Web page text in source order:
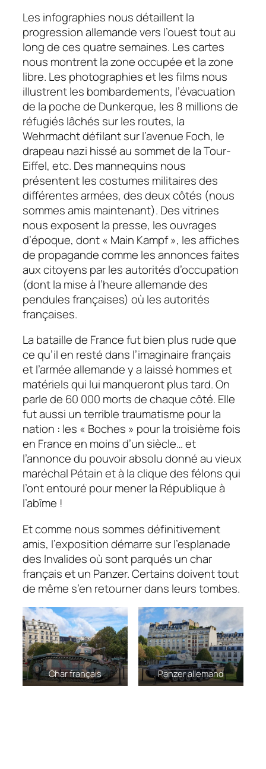
Les infographies nous détaillent la
progression allemande vers l’ouest tout au
long de ces quatre semaines. Les cartes
nous montrent la zone occupée et la zone
libre. Les photographies et les films nous
illustrent les bombardements, l’évacuation
de la poche de Dunkerque, les 8 millions de
réfugiés lâchés sur les routes, la
Wehrmacht défilant sur l’avenue Foch, le
drapeau nazi hissé au sommet de la Tour-
Eiffel, etc. Des mannequins nous
présentent les costumes militaires des
différentes armées, des deux côtés (nous
sommes amis maintenant). Des vitrines
nous exposent la presse, les ouvrages
d’époque, dont « Main Kampf », les affiches
de propagande comme les annonces faites
aux citoyens par les autorités d’occupation
(dont la mise à l’heure allemande des
pendules françaises) où les autorités
françaises.
La bataille de France fut bien plus rude que
ce qu’il en resté dans l’imaginaire français
et l’armée allemande y a laissé hommes et
matériels qui lui manqueront plus tard. On
parle de 60 000 morts de chaque côté. Elle
fut aussi un terrible traumatisme pour la
nation : les « Boches » pour la troisième fois
en France en moins d’un siècle… et
l’annonce du pouvoir absolu donné au vieux
maréchal Pétain et à la clique des félons qui
l’ont entouré pour mener la République à
l’abîme !
Et comme nous sommes définitivement
amis, l’exposition démarre sur l’esplanade
des Invalides où sont parqués un char
français et un Panzer. Certains doivent tout
de même s’en retourner dans leurs tombes.
Char français Panzer allemand